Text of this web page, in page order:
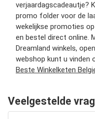
verjaardagscadeautje?
promo folder voor de
wekelijkse promoties
en bestel direct online.
Dreamland winkels,
webshop kunt u vinden
Beste Winkelketen
Veelgestelde